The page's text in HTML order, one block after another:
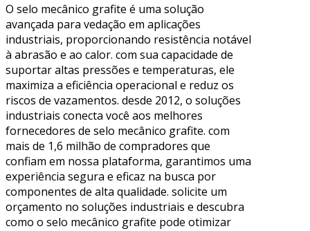
O selo mecânico grafite é uma solução
avançada para vedação em aplicações
industriais, proporcionando resistência notável
à abrasão e ao calor. com sua capacidade de
suportar altas pressões e temperaturas, ele
maximiza a eficiência operacional e reduz os
riscos de vazamentos. desde 2012, o soluções
industriais conecta você aos melhores
fornecedores de selo mecânico grafite. com
mais de 1,6 milhão de compradores que
confiam em nossa plataforma, garantimos uma
experiência segura e eficaz na busca por
componentes de alta qualidade. solicite um
orçamento no soluções industriais e descubra
como o selo mecânico grafite pode otimizar